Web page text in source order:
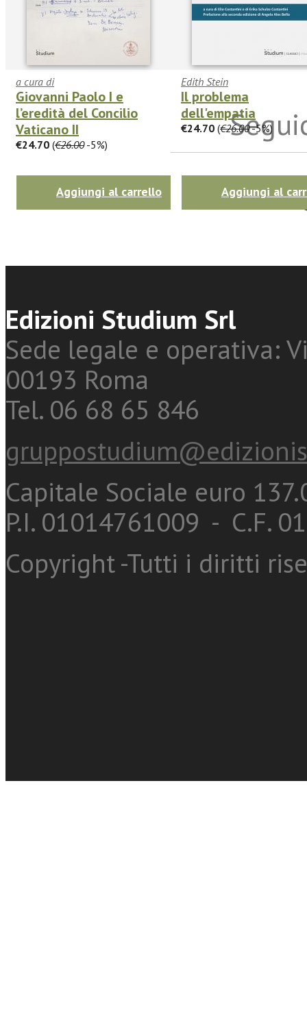
a cura di
Giovanni Paolo I e
l’eredità del Concilio
Vaticano II
€24.70 (€26.00-5%)
Aggiungi al carrello
Edith Stein
Il problema
dell'empatia
€24.70 (€26.00-5%)
Aggiungi al
Edizioni Studium Srl
Sede legale e operativa:
00193 Roma
Tel. 06 68 65 846
Capitale Sociale euro
P.I. 01014761009 - C.F.
Copyright -Tutti i diritti